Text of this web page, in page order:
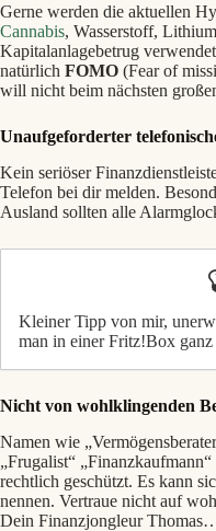
Gerne werden die aktuellen
Cannabis, Wasserstoff,
Kapitalanlagebetrug
natürlich FOMO (Fear of
will nicht beim nächsten
Unaufgeforderter
Kein seriöser
Telefon bei dir melden.
Ausland sollten alle
Kleiner Tipp von mir,
man in einer Fritz!Box ganz
Nicht von wohlklingenden
Namen wie
„Frugalist“
rechtlich geschützt. Es kann
nennen. Vertraue nicht auf
Dein Finanzjongleur